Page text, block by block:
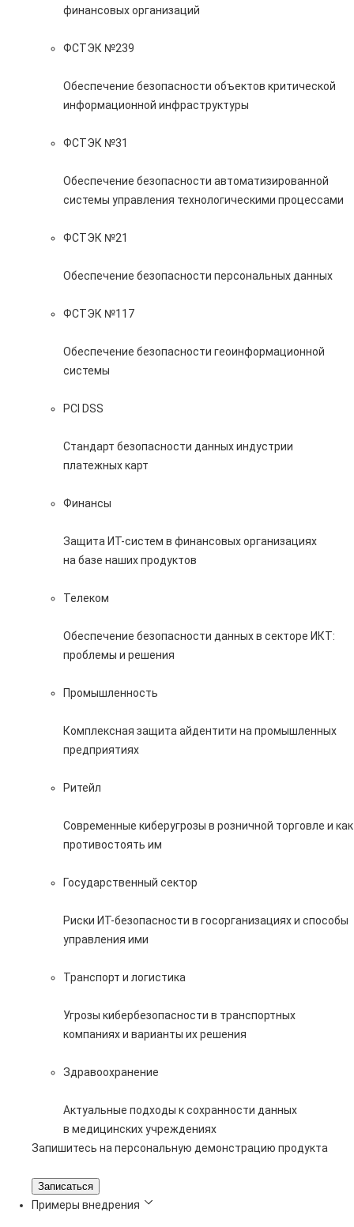
финансовых организаций
ФСТЭК №239
Обеспечение безопасности объектов критической
информационной инфраструктуры
ФСТЭК №31
Обеспечение безопасности автоматизированной
системы управления технологическими процессами
ФСТЭК №21
Обеспечение безопасности персональных данных
ФСТЭК №117
Обеспечение безопасности геоинформационной
системы
PCI DSS
Стандарт безопасности данных индустрии
платежных карт
Финансы
Защита ИТ-систем в финансовых организациях
на базе наших продуктов
Телеком
Обеспечение безопасности данных в секторе ИКТ:
проблемы и решения
Промышленность
Комплексная защита айдентити на промышленных
предприятиях
Ритейл
Современные киберугрозы в розничной торговле и как
противостоять им
Государственный сектор
Риски ИТ-безопасности в госорганизациях и способы
управления ими
Транспорт и логистика
Угрозы кибербезопасности в транспортных
компаниях и варианты их решения
Здравоохранение
Актуальные подходы к сохранности данных
в медицинских учреждениях
Запишитесь на персональную демонстрацию продукта
Записаться
Примеры внедрения